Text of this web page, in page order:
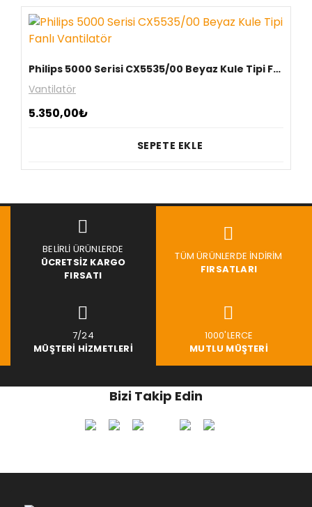
Philips 5000 Serisi CX5535/00 Beyaz Kule Tipi Fanlı Vantilatör
Vantilatör
5.350,00₺
SEPETE EKLE
BELIRLI ÜRÜNLERDE
ÜCRETSIZ KARGO
FIRSATI
TÜM ÜRÜNLERDE İNDIRIM
FIRSATLARI
7/24
MÜŞTERI HIZMETLERI
1000'LERCE
MUTLU MÜŞTERI
Bizi Takip Edin